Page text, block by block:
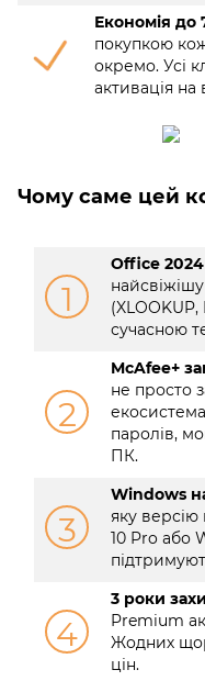
Економія до
покупкою
окремо. Усі
активація
Чому саме цей
1
Office
сучасною
2
McAfee+
не просто
паролів,
ПК.
3
Windows
яку
10 Pro або
4
3 роки
Premium
Жодних
цін.